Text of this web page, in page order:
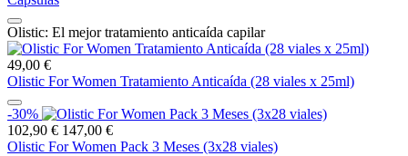
Olistic: El mejor tratamiento anticaída capilar
49,00 €
Olistic For Women Tratamiento Anticaída (28 viales x 25ml)
-30%
102,90 € 147,00 €
Olistic For Women Pack 3 Meses (3x28 viales)